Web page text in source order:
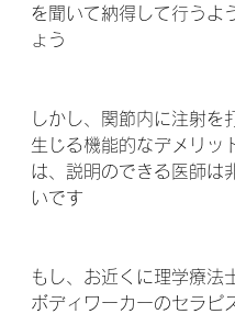
を聞いて納得して行うよ
ょう
しかし、関節内に注射を
生じる機能的なデメリッ
は、説明のできる医師は
いです
もし、お近くに理学療法
ボディワーカーのセラピ